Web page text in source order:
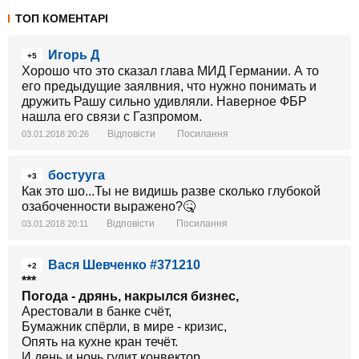
ТОП КОМЕНТАРІ
+5
Игорь Д
Хорошо что это сказал глава МИД Германии. А то
его предыдущие заялвния, что нужно понимать и
дружить Рашу сильно удивляли. Наверное ФБР
нашла его связи с Газпромом.
03.01.2018 20:26 Відповісти Посилання
+3
бостууга
Как это шо...Ты не видишь разве сколько глубокой
озабоченности выражено?🤒
03.01.2018 20:11 Відповісти Посилання
+2
Вася Шевченко #371210
***
Погода - дрянь, накрылся бизнес,
Арестовали в банке счёт,
Бумажник спёрли, в мире - кризис,
Опять на кухне кран течёт.